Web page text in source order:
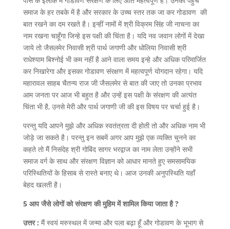
समाज के हर तबके में है और सरकार के उच्च स्तर तक जा कर गोडावण की
बात रखने का दम रखते है। इन्हीं नामों में श्री विक्रम सिंह जी नाचना का
नाम रखना चाहूँगा जिन्हे इस पक्षी की चिंता है। यदि नव जवान लोगों में देखा
जाये तो जैसलमेर निवासी श्री पार्थ जगाणी और धोलिया निवासी श्री
राधेश्याम बिश्नोई भी कम नहीं है आने वाला समय इन्हे और अधिक परिमार्जित
कर निखारेगा और इसका गोडावण संरक्षण में महत्वपूर्ण योगदान रहेगा। यदि
महारावल साहब चैतन्य राज जी जैसलमेर से बात की जाए तो उनका प्रभाव
आम जनता पर आज भी बहुत है और उन्हें इस पक्षी के संरक्षण की अत्यंत
चिंता भी है, उनसे मेरी और पार्थ जगाणी जी की इस विषय पर चर्चा हुई है।
परन्तु यदि आपने मुझे और अधिक स्वतंत्रता दी होती तो और अधिक नाम भी
जोड़े जा सकते है। परन्तु इन सबमें अगर आप मुझे एक व्यक्ति चुनने का
कहते तो मैं निसंदेह श्री गोबिंद सागर भरद्वाज का नाम लेता उन्होंने सभी
समाज वर्ग के साथ और संरक्षण विज्ञान को आधार मानते हुए समसामयिक
परिस्थितियों के हिसाब से रास्ते बनाए थे। आज उनकी अनुपस्थिति यहाँ
बेहद खलती है।
5 आप जैसे लोगों को संरक्षण की मुहिम में शामिल किया जाता है ?
उत्तर : मैं स्वयं मरुस्थल में जन्मा और पला बढ़ा हूँ और गोडावण के भूभाग से